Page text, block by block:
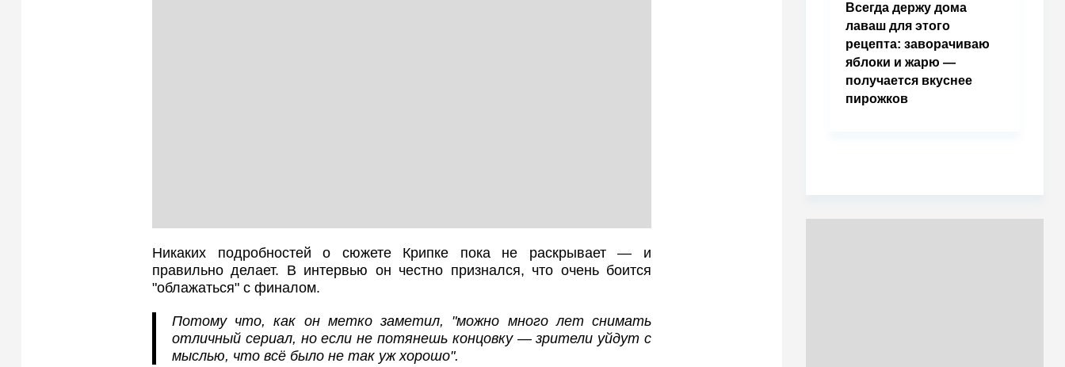
Никаких подробностей о сюжете Крипке пока не раскрывает — и
правильно делает. В интервью он честно признался, что очень боится
"облажаться" с финалом.
Потому что, как он метко заметил, "можно много лет снимать
отличный сериал, но если не потянешь концовку — зрители уйдут с
мыслью, что всё было не так уж хорошо".
Всегда держу дома
лаваш для этого
рецепта: заворачиваю
яблоки и жарю —
получается вкуснее
пирожков